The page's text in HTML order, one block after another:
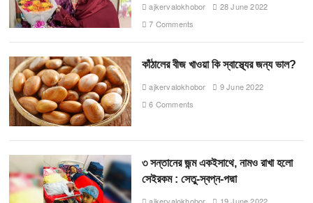
ajkervalokhobor
28 June 2022
7 Comments
কাঁঠালের বীজ খাওয়া কি স্বাস্থ্যের জন্য ভাল?
ajkervalokhobor
9 June 2022
6 Comments
৩ সন্তানের জন্ম একইসাথে, নামও রাখা হলো
সেইরকম : সেতু-স্বপ্ন-পদ্মা